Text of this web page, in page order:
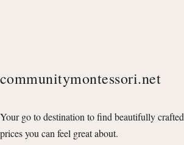
communitymontessori.net
Your go to destination to find beautifully
prices you can feel great about.